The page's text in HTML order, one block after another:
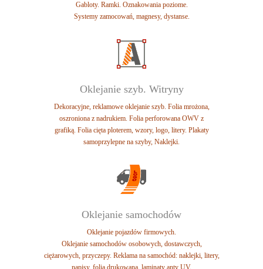
Gabloty. Ramki. Oznakowania poziome.
Systemy zamocowań, magnesy, dystanse.
Oklejanie szyb. Witryny
Dekoracyjne, reklamowe oklejanie szyb. Folia mrożona,
oszroniona z nadrukiem. Folia perforowana OWV z
grafiką. Folia cięta ploterem, wzory, logo, litery. Plakaty
samoprzylepne na szyby, Naklejki.
Oklejanie samochodów
Oklejanie pojazdów firmowych.
Oklejanie samochodów osobowych, dostawczych,
ciężarowych, przyczepy. Reklama na samochód: naklejki, litery,